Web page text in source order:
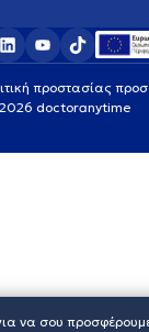
προστασίας
doctoranytime
να σου